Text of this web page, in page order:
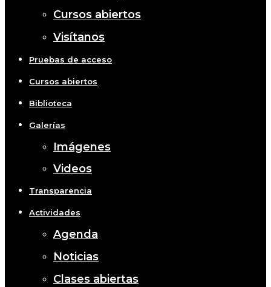
Cursos abiertos
Visítanos
Pruebas de acceso
Cursos abiertos
Biblioteca
Galerías
Imágenes
Videos
Transparencia
Actividades
Agenda
Noticias
Clases abiertas